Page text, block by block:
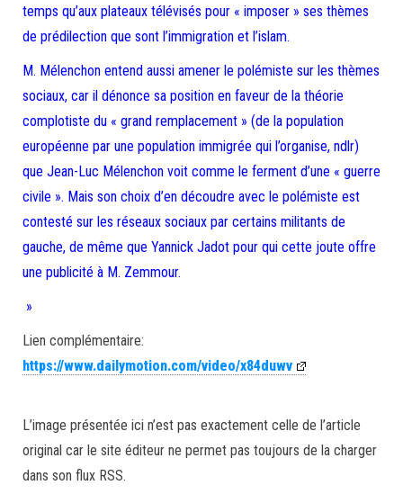
temps qu’aux plateaux télévisés pour « imposer » ses thèmes
de prédilection que sont l’immigration et l’islam.
M. Mélenchon entend aussi amener le polémiste sur les thèmes
sociaux, car il dénonce sa position en faveur de la théorie
complotiste du « grand remplacement » (de la population
européenne par une population immigrée qui l’organise, ndlr)
que Jean-Luc Mélenchon voit comme le ferment d’une « guerre
civile ». Mais son choix d’en découdre avec le polémiste est
contesté sur les réseaux sociaux par certains militants de
gauche, de même que Yannick Jadot pour qui cette joute offre
une publicité à M. Zemmour.
»
Lien complémentaire:
https://www.dailymotion.com/video/x84duwv
L’image présentée ici n’est pas exactement celle de l’article
original car le site éditeur ne permet pas toujours de la charger
dans son flux RSS.